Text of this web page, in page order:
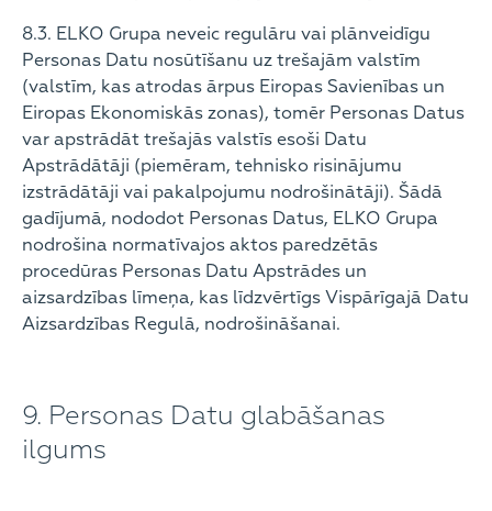
8.3. ELKO Grupa neveic regulāru vai plānveidīgu
Personas Datu nosūtīšanu uz trešajām valstīm
(valstīm, kas atrodas ārpus Eiropas Savienības un
Eiropas Ekonomiskās zonas), tomēr Personas Datus
var apstrādāt trešajās valstīs esoši Datu
Apstrādātāji (piemēram, tehnisko risinājumu
izstrādātāji vai pakalpojumu nodrošinātāji). Šādā
gadījumā, nododot Personas Datus, ELKO Grupa
nodrošina normatīvajos aktos paredzētās
procedūras Personas Datu Apstrādes un
aizsardzības līmeņa, kas līdzvērtīgs Vispārīgajā Datu
Aizsardzības Regulā, nodrošināšanai.
9. Personas Datu glabāšanas
ilgums